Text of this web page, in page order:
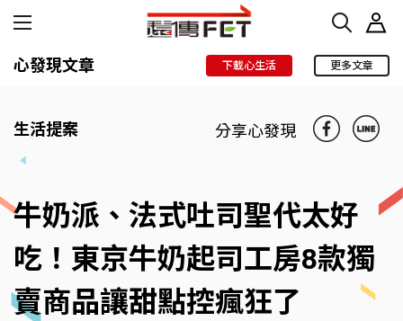
心發現文章 下載心生活 更多文章
生活提案 分享心發現
牛奶派、法式吐司聖代太好
吃！東京牛奶起司工房8款獨
賣商品讓甜點控瘋狂了